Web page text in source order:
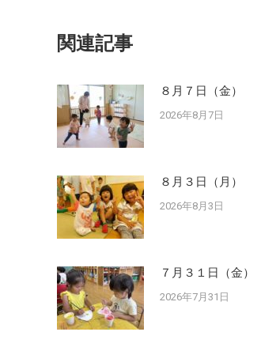
関連記事
８月７日（金）
2026年8月7日
８月３日（月）
2026年8月3日
７月３１日（金）
2026年7月31日